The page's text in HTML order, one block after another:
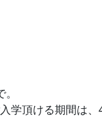
頂ける期間は